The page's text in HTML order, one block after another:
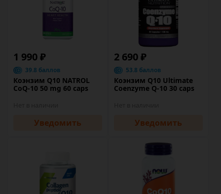
1 990 ₽
39.8 баллов
Коэнзим Q10 NATROL
CoQ-10 50 mg 60 caps
Уведомить
2 690 ₽
53.8 баллов
Коэнзим Q10 Ultimate
Coenzyme Q-10 30 caps
Уведомить